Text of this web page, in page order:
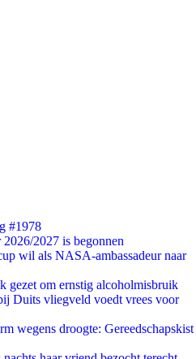
#1978
2027 is begonnen
wil als NASA-ambassadeur naar
gezet om ernstig alcoholmisbruik
Duits vliegveld voedt vrees voor
wegens droogte: Gereedschapskist